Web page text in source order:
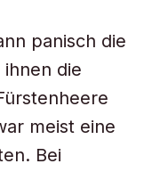
panisch die
die
meist eine
Bei